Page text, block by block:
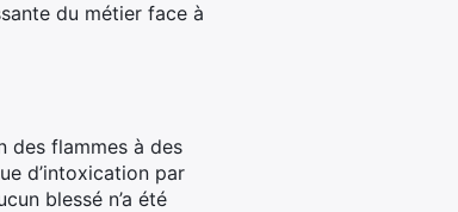
du métier face à
des flammes à des
d’intoxication par
blessé n’a été